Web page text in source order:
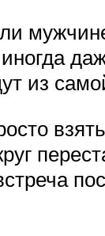
из